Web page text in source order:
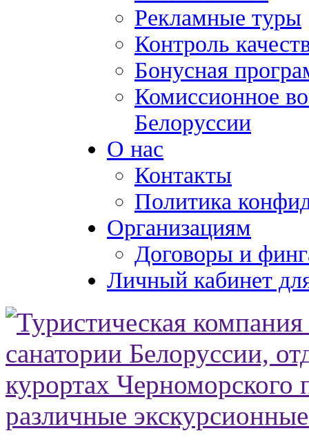
Рекламные туры
Контроль
Бонусная
Комиссионное
Белоруссии
О нас
Контакты
Политика
Организациям
Договоры и
Личный кабинет